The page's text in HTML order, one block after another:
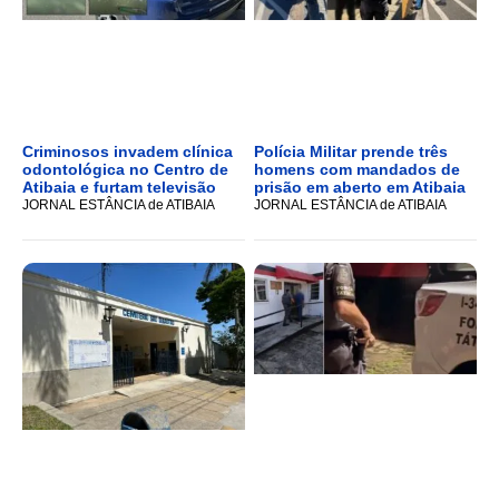
Criminosos invadem clínica
odontológica no Centro de
Atibaia e furtam televisão
JORNAL ESTÂNCIA de ATIBAIA
Polícia Militar prende três
homens com mandados de
prisão em aberto em Atibaia
JORNAL ESTÂNCIA de ATIBAIA